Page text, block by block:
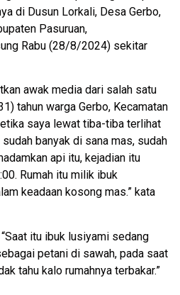
di Dusun Lorkali, Desa Gerbo,
Pasuruan,
Rabu (28/8/2024) sekitar
awak media dari salah satu
tahun warga Gerbo, Kecamatan
saya lewat tiba-tiba terlihat
banyak di sana mas, sudah
api itu, kejadian itu
Rumah itu milik ibuk
keadaan kosong mas.” kata
itu ibuk lusiyami sedang
petani di sawah, pada saat
tahu kalo rumahnya terbakar.”